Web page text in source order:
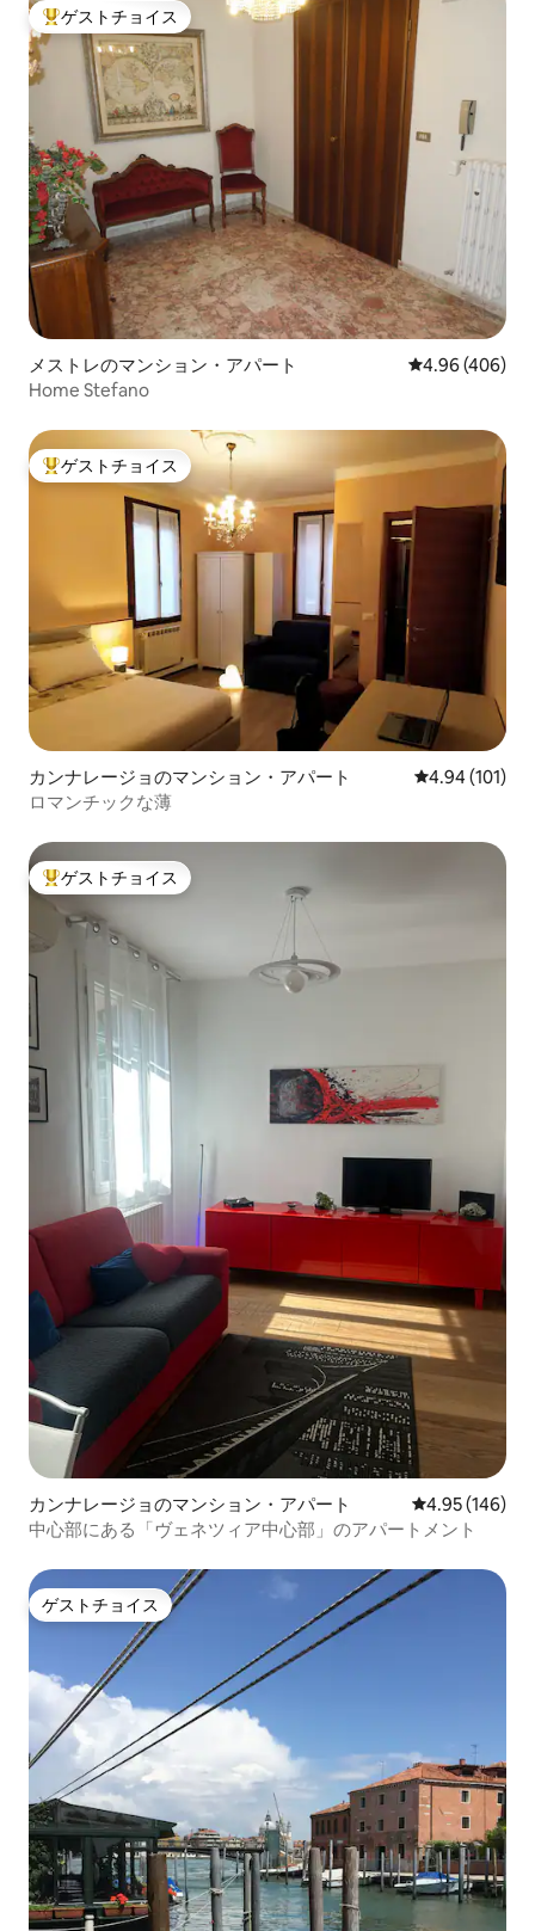
大好評のゲストチョイスです。
ゲストチョイス
メストレのマンション・アパート レビュー406
4.96 (406)
Home Stefano
大好評のゲストチョイスです。
ゲストチョイス
カンナレージョのマンション・アパート レビュー101
4.94 (101)
ロマンチックな薄
大好評のゲストチョイスです。
ゲストチョイス
カンナレージョのマンション・アパート レビュー146
4.95 (146)
中心部にある「ヴェネツィア中心部」のアパートメント
ゲストチョイス
ゲストチョイス